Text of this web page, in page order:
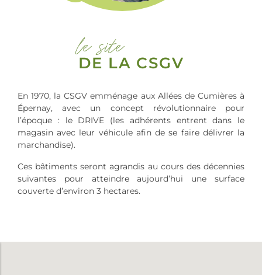
le site
DE LA CSGV
En 1970, la CSGV emménage aux Allées de Cumières à
Épernay, avec un concept révolutionnaire pour
l’époque : le DRIVE (les adhérents entrent dans le
magasin avec leur véhicule afin de se faire délivrer la
marchandise).
Ces bâtiments seront agrandis au cours des décennies
suivantes pour atteindre aujourd’hui une surface
couverte d’environ 3 hectares.